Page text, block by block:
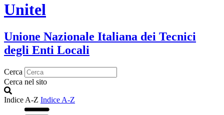
Unitel
Unione Nazionale Italiana dei Tecnici
degli Enti Locali
Cerca
Cerca nel sito
Indice A-Z Indice A-Z